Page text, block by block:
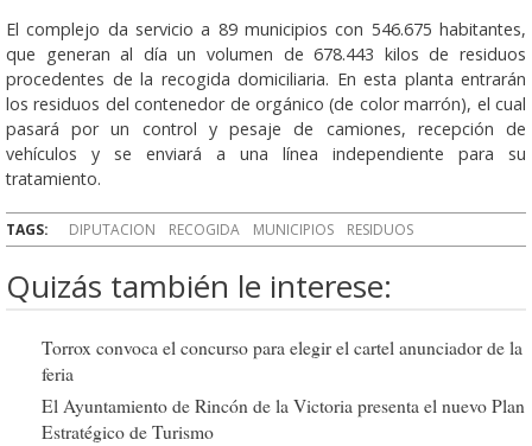
El complejo da servicio a 89 municipios con 546.675 habitantes,
que generan al día un volumen de 678.443 kilos de residuos
procedentes de la recogida domiciliaria. En esta planta entrarán
los residuos del contenedor de orgánico (de color marrón), el cual
pasará por un control y pesaje de camiones, recepción de
vehículos y se enviará a una línea independiente para su
tratamiento.
TAGS: DIPUTACION RECOGIDA MUNICIPIOS RESIDUOS
Quizás también le interese:
Torrox convoca el concurso para elegir el cartel anunciador de la
feria
El Ayuntamiento de Rincón de la Victoria presenta el nuevo Plan
Estratégico de Turismo